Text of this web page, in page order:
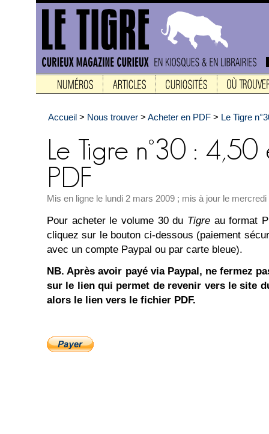
Accueil > Nous trouver > Acheter en PDF > Le Tigre
Mis en ligne le lundi 2 mars 2009 ; mis à jour le
Pour acheter le volume 30 du Tigreau format
cliquez sur le bouton ci-dessous (paiement
avec un compte Paypal ou par carte bleue).
NB. Après avoir payé via Paypal, ne fermez
sur le lien qui permet de revenir vers le site
alors le lien vers le fichier PDF.